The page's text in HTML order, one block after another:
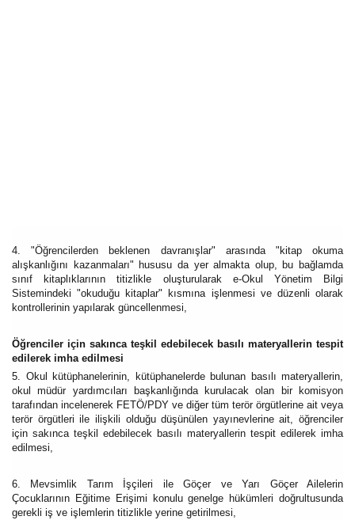
4. "Öğrencilerden beklenen davranışlar" arasında "kitap okuma
alışkanlığını kazanmaları" hususu da yer almakta olup, bu bağlamda
sınıf kitaplıklarının titizlikle oluşturularak e-Okul Yönetim Bilgi
Sistemindeki "okuduğu kitaplar" kısmına işlenmesi ve düzenli olarak
kontrollerinin yapılarak güncellenmesi,
Öğrenciler için sakınca teşkil edebilecek basılı materyallerin tespit
edilerek imha edilmesi
5. Okul kütüphanelerinin, kütüphanelerde bulunan basılı materyallerin,
okul müdür yardımcıları başkanlığında kurulacak olan bir komisyon
tarafından incelenerek FETÖ/PDY ve diğer tüm terör örgütlerine ait veya
terör örgütleri ile ilişkili olduğu düşünülen yayınevlerine ait, öğrenciler
için sakınca teşkil edebilecek basılı materyallerin tespit edilerek imha
edilmesi,
6. Mevsimlik Tarım İşçileri ile Göçer ve Yarı Göçer Ailelerin
Çocuklarının Eğitime Erişimi konulu genelge hükümleri doğrultusunda
gerekli iş ve işlemlerin titizlikle yerine getirilmesi,